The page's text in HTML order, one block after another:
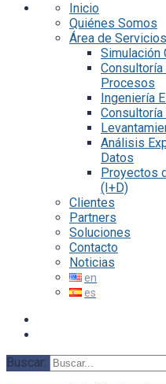
Inicio
Quiénes Somos
Área de Servicios
Simulación
Procesos
Ingeniería
Análisis
Datos
Proyectos
(I+D)
Clientes
Partners
Soluciones
Contacto
Noticias
Buscar: